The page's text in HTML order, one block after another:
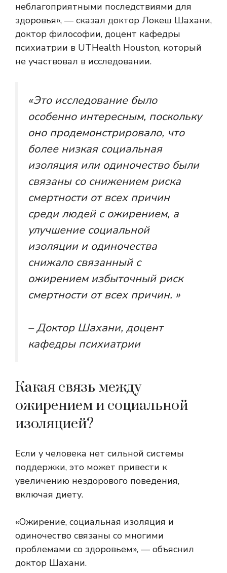
неблагоприятными последствиями для
здоровья», — сказал доктор Локеш Шахани,
доктор философии, доцент кафедры
психиатрии в UTHealth Houston, который
не участвовал в исследовании.
«Это исследование было
особенно интересным, поскольку
оно продемонстрировало, что
более низкая социальная
изоляция или одиночество были
связаны со снижением риска
смертности от всех причин
среди людей с ожирением, а
улучшение социальной
изоляции и одиночества
снижало связанный с
ожирением избыточный риск
смертности от всех причин. »
– Доктор Шахани, доцент
кафедры психиатрии
Какая связь между
ожирением и социальной
изоляцией?
Если у человека нет сильной системы
поддержки, это может привести к
увеличению нездорового поведения,
включая диету.
«Ожирение, социальная изоляция и
одиночество связаны со многими
проблемами со здоровьем», — объяснил
доктор Шахани.